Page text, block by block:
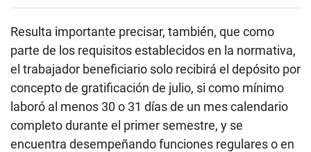
Resulta importante precisar, también, que como
parte de los requisitos establecidos en la normativa,
el trabajador beneficiario solo recibirá el depósito por
concepto de gratificación de julio, si como mínimo
laboró al menos 30 o 31 días de un mes calendario
completo durante el primer semestre, y se
encuentra desempeñando funciones regulares o en